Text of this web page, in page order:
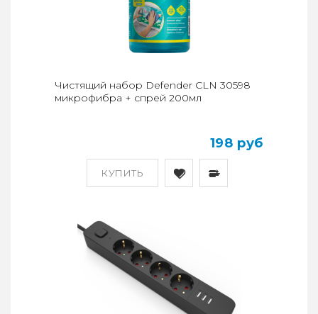
КУПИТЬ
Чистящий набор Defender CLN 30598
микрофибра + спрей 200мл
198 руб